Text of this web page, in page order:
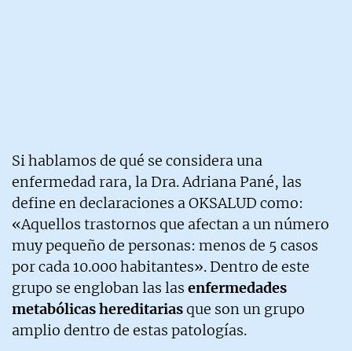
Si hablamos de qué se considera una
enfermedad rara, la Dra. Adriana Pané, las
define en declaraciones a OKSALUD como:
«Aquellos trastornos que afectan a un número
muy pequeño de personas: menos de 5 casos
por cada 10.000 habitantes». Dentro de este
grupo se engloban las las enfermedades
metabólicas hereditariasque son un grupo
amplio dentro de estas patologías.